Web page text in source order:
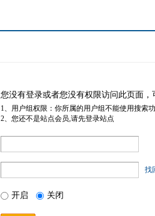
您没有登录或者您没有权限访问此页面
1、用户组权限：你所属的用户组不能使用搜索
2、您还不是站点会员,请先登录站点
找
开启 关闭